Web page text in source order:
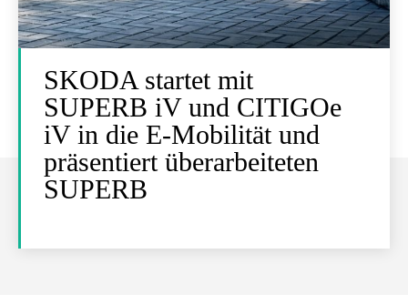
SKODA startet mit
SUPERB iV und CITIGOe
iV in die E-Mobilität und
präsentiert überarbeiteten
SUPERB